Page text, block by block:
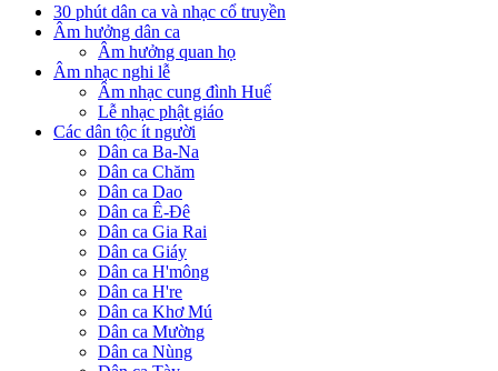
30 phút dân ca và nhạc cổ truyền
Âm hưởng dân ca
Âm hưởng quan họ
Âm nhạc nghi lễ
Âm nhạc cung đình Huế
Lễ nhạc phật giáo
Các dân tộc ít người
Dân ca Ba-Na
Dân ca Chăm
Dân ca Dao
Dân ca Ê-Đê
Dân ca Gia Rai
Dân ca Giáy
Dân ca H'mông
Dân ca H're
Dân ca Khơ Mú
Dân ca Mường
Dân ca Nùng